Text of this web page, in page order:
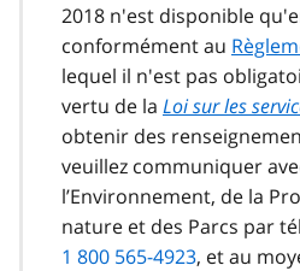
2018 n'est disponible
conformément au
lequel il n'est pas
vertu de la Loi sur les
obtenir des
veuillez communiquer
l’Environnement, de la
nature et des Parcs par
1 800 565-4923, et au